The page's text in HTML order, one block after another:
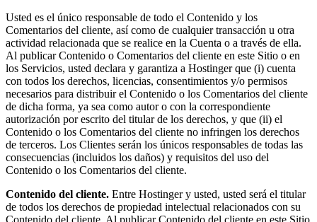
Usted es el único responsable de todo el Contenido y los
Comentarios del cliente, así como de cualquier transacción u otra
actividad relacionada que se realice en la Cuenta o a través de ella.
Al publicar Contenido o Comentarios del cliente en este Sitio o en
los Servicios, usted declara y garantiza a Hostinger que (i) cuenta
con todos los derechos, licencias, consentimientos y/o permisos
necesarios para distribuir el Contenido o los Comentarios del cliente
de dicha forma, ya sea como autor o con la correspondiente
autorización por escrito del titular de los derechos, y que (ii) el
Contenido o los Comentarios del cliente no infringen los derechos
de terceros. Los Clientes serán los únicos responsables de todas las
consecuencias (incluidos los daños) y requisitos del uso del
Contenido o los Comentarios del cliente.
Contenido del cliente. Entre Hostinger y usted, usted será el titular
de todos los derechos de propiedad intelectual relacionados con su
Contenido del cliente. Al publicar Contenido del cliente en este Sitio